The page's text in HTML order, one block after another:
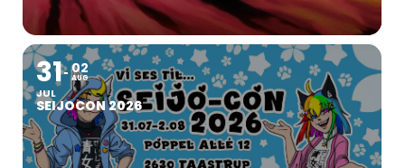
31
JUL
02
AUG
SEIJOCON 2026